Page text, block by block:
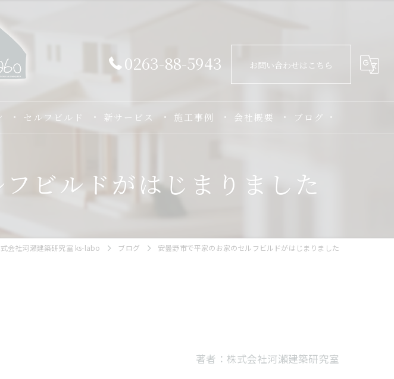
0263-88-5943 お問い合わせはこちら
セルフビルド 新サービス 施工事例 会社概要 ブログ
ビルドがはじまりました
会社河瀬建築研究室 ks-labo ブログ 安曇野市で平家のお家のセルフビルドがはじまりました
著者：株式会社河瀨建築研究室